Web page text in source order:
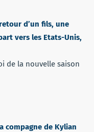
d’un fils, une
vers les Etats-Unis,
de la nouvelle saison
compagne de Kylian